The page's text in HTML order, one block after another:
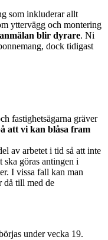
som inkluderar allt
yttervägg och montering
blir dyrare. Ni
dock tidigast
fastighetsägarna gräver
att vi kan blåsa fram
av arbetet i tid så att inte
ska göras antingen i
I vissa fall kan man
då till med de
under vecka 19.